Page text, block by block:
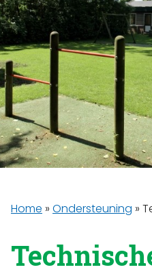
Home » Ondersteuning »